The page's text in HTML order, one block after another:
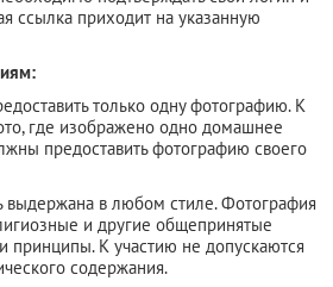
ссылка приходит на указанную
только одну фотографию. К
где изображено одно домашнее
предоставить фотографию своего
в любом стиле. Фотография
и другие общепринятые
принципы. К участию не допускаются
содержания.